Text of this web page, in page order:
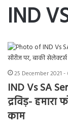
IND
25 December 2021 -
IND Vs SA
द्रविड़-
काम